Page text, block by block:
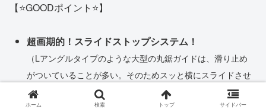
【⭐️GOODポイント⭐️】
超画期的！スライドストップシステム！
（Lアングルタイプのような大型の丸鋸ガイドは、滑り止め
がついていることが多い。そのためスッと横にスライドさせ
ることが困難でした。かといって滑り止めゴムがないとカッ
トする時にブレる…。そこで登場したのがこのスライドスト
ホーム 検索 トップ サイドバー